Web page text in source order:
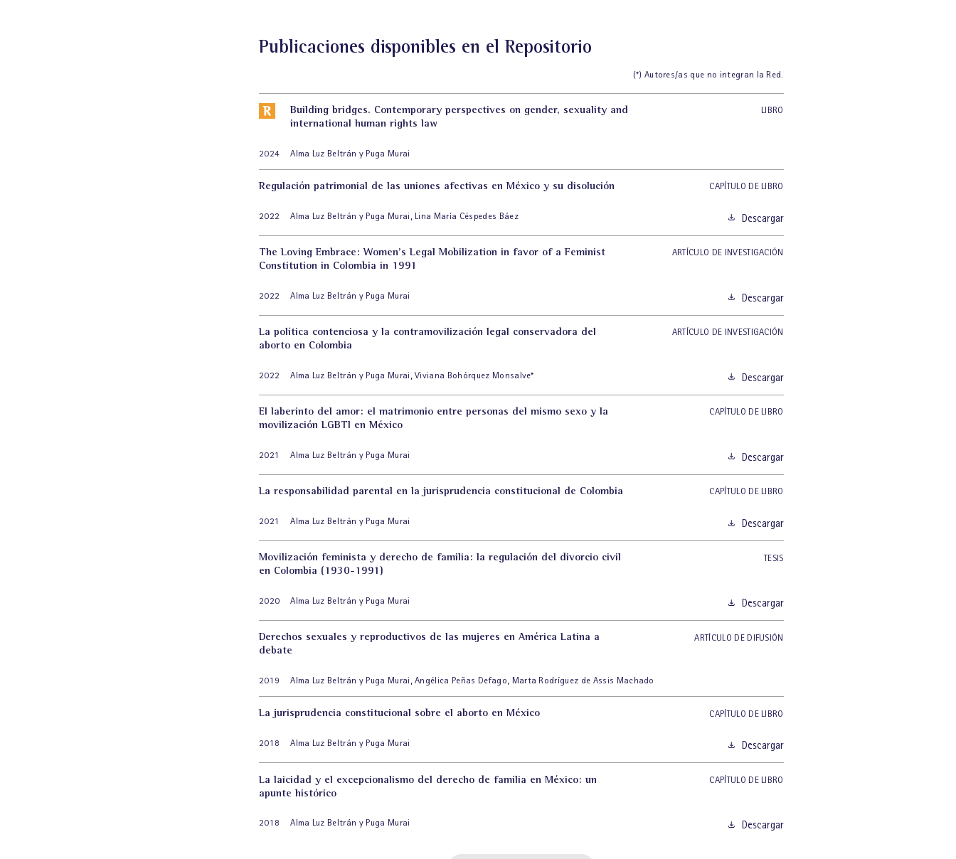
Publicaciones disponibles en el Repositorio
(*) Autores/as que no integran la Red.
Building bridges. Contemporary perspectives on gender, sexuality and
international human rights law
LIBRO
2024 Alma Luz Beltrán y Puga Murai
Regulación patrimonial de las uniones afectivas en México y su disolución CAPÍTULO DE LIBRO
2022 Alma Luz Beltrán y Puga Murai, Lina María Céspedes Báez Descargar
The Loving Embrace: Women’s Legal Mobilization in favor of a Feminist
Constitution in Colombia in 1991
ARTÍCULO DE INVESTIGACIÓN
2022 Alma Luz Beltrán y Puga Murai Descargar
La política contenciosa y la contramovilización legal conservadora del
aborto en Colombia
ARTÍCULO DE INVESTIGACIÓN
2022 Alma Luz Beltrán y Puga Murai, Viviana Bohórquez Monsalve* Descargar
El laberinto del amor: el matrimonio entre personas del mismo sexo y la
movilización LGBTI en México
CAPÍTULO DE LIBRO
2021 Alma Luz Beltrán y Puga Murai Descargar
La responsabilidad parental en la jurisprudencia constitucional de Colombia CAPÍTULO DE LIBRO
2021 Alma Luz Beltrán y Puga Murai Descargar
Movilización feminista y derecho de familia: la regulación del divorcio civil
en Colombia (1930-1991)
TESIS
2020 Alma Luz Beltrán y Puga Murai Descargar
Derechos sexuales y reproductivos de las mujeres en América Latina a
debate
ARTÍCULO DE DIFUSIÓN
2019 Alma Luz Beltrán y Puga Murai, Angélica Peñas Defago, Marta Rodríguez de Assis Machado
La jurisprudencia constitucional sobre el aborto en México CAPÍTULO DE LIBRO
2018 Alma Luz Beltrán y Puga Murai Descargar
La laicidad y el excepcionalismo del derecho de familia en México: un
apunte histórico
CAPÍTULO DE LIBRO
2018 Alma Luz Beltrán y Puga Murai Descargar